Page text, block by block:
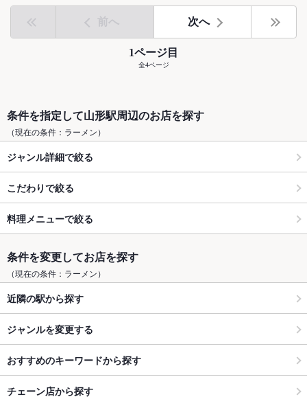
前へ 次へ
1ページ目
全4ページ
条件を指定して山形駅周辺のお店を探す
（現在の条件：ラーメン）
ジャンル詳細で絞る
こだわりで絞る
料理メニューで絞る
条件を変更してお店を探す
（現在の条件：ラーメン）
近隣の駅から探す
ジャンルを変更する
おすすめのキーワードから探す
チェーン店から探す